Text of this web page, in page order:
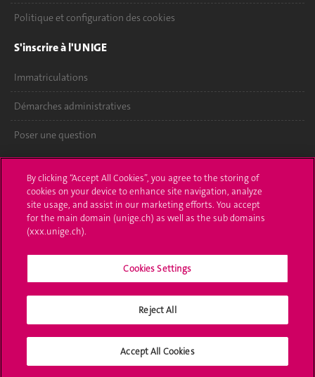
Politique et configuration des cookies
S'inscrire à l'UNIGE
Immatriculations
Démarches administratives
Poser une question
UNIGE Mobile
Médias
Offres d'emploi
Bibliothèque
Médias sociaux UNIGE
By clicking “Accept All Cookies”, you agree to the storing of
cookies on your device to enhance site navigation, analyze
site usage, and assist in our marketing efforts. You accept
for the main domain (unige.ch) as well as the sub domains
(xxx.unige.ch).
Cookies Settings
Reject All
Accept All Cookies